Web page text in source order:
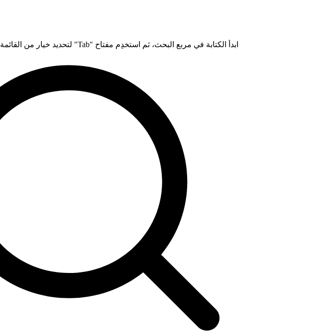
ابدأ الكتابة في مربع البحث، ثم استخدِم مفتاح "Tab" لتحديد خيار من القائمة.